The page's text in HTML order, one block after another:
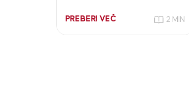
PREBERI VEČ 2 MIN